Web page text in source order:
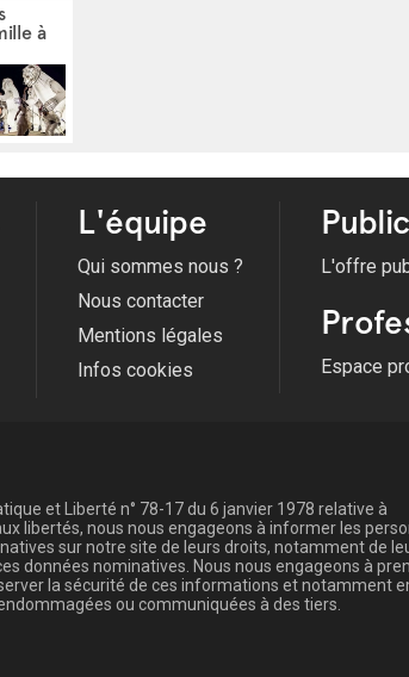
à
L'équipe
Qui sommes nous ?
Nous contacter
Mentions légales
Infos cookies
L'offre
Espace
et Liberté n° 78-17 du 6 janvier 1978 relative à
libertés, nous nous engageons à informer les
sur notre site de leurs droits, notamment de
données nominatives. Nous nous engageons à
la sécurité de ces informations et notamment
ou communiquées à des tiers.